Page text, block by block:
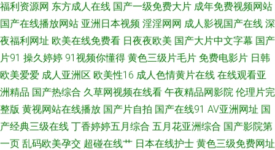
爱欧美第一页 91大神文轩 亚洲黄色网址 日韩无码导航 欧美成人性色影院 九
一茄子网站在线下载 精品按摩 成人性生活免费视频 97视频在线观看岛国 91
人妖 91h片 性爱小视频 日韩成人黄噢美成人黄 另类专区综合欧美 91巨炮视
频在线 91在线导航 69日韩成人看片 国产91在线资源 99成人五码人妻 欧美
福利资源网 东方成人在线 国产一级免费大片 成年免费视频网站
国产在线播放网站 亚洲日本视频 淫淫网网 成人影视国产在线 深
夜福利网址 欧美在线免费看 日夜夜欧美 国产大片中文字幕 国产
片91 操久婷婷 91视频你懂得 黄色三级片毛片 免费电影片 日韩
欧美爱爱 成人亚洲区 欧美性16 成人色情黄片在线 在线观看亚
洲精品 国产热综合 久草网视频在线看 午夜精品网影院 伦理片完
整版 黄视网站在线播放 国产片自拍 国产在线91 AV亚洲网址 国
产经典三级在线 丁香婷婷五月综合 五月花亚洲综合 国产影院第
一页 乱码欧美孕交 超碰在线艹 日本在线护士 黄色三级免费网址